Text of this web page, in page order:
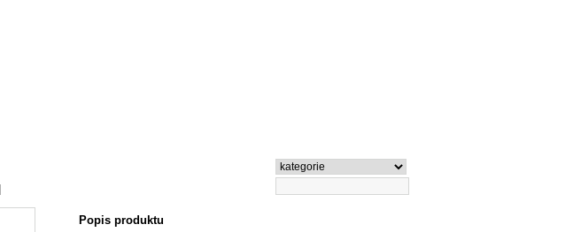
Popis produktu